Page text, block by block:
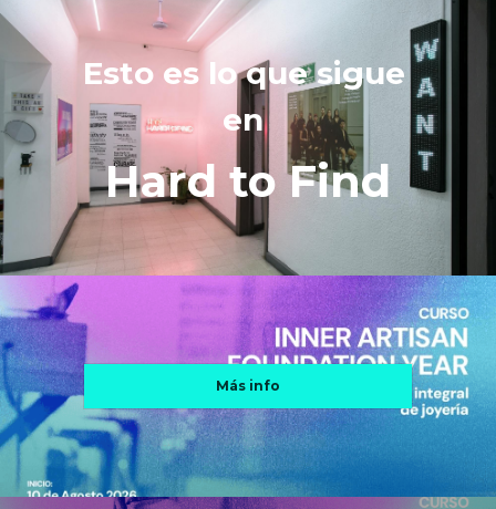
Esto es lo que sigue
en
Hard to Find
Más info